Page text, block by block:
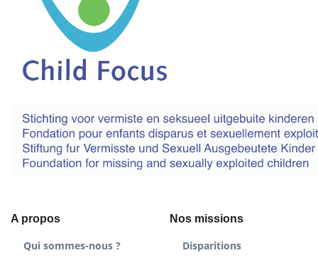
A propos
Qui sommes-nous ?
Nos missions
Disparitions